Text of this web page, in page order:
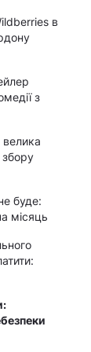
в
з
буде:
місяць